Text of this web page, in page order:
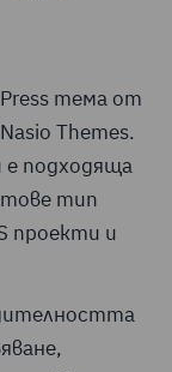
тема от
Themes.
е подходяща
тип
проекти и